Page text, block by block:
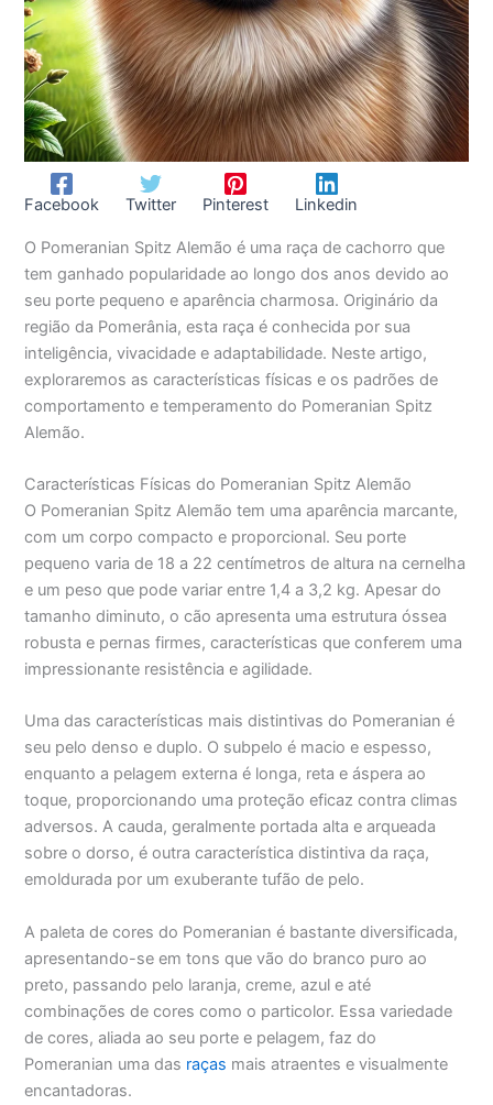
Facebook Twitter Pinterest Linkedin
O Pomeranian Spitz Alemão é uma raça de cachorro que
tem ganhado popularidade ao longo dos anos devido ao
seu porte pequeno e aparência charmosa. Originário da
região da Pomerânia, esta raça é conhecida por sua
inteligência, vivacidade e adaptabilidade. Neste artigo,
exploraremos as características físicas e os padrões de
comportamento e temperamento do Pomeranian Spitz
Alemão.
Características Físicas do Pomeranian Spitz Alemão
O Pomeranian Spitz Alemão tem uma aparência marcante,
com um corpo compacto e proporcional. Seu porte
pequeno varia de 18 a 22 centímetros de altura na cernelha
e um peso que pode variar entre 1,4 a 3,2 kg. Apesar do
tamanho diminuto, o cão apresenta uma estrutura óssea
robusta e pernas firmes, características que conferem uma
impressionante resistência e agilidade.
Uma das características mais distintivas do Pomeranian é
seu pelo denso e duplo. O subpelo é macio e espesso,
enquanto a pelagem externa é longa, reta e áspera ao
toque, proporcionando uma proteção eficaz contra climas
adversos. A cauda, geralmente portada alta e arqueada
sobre o dorso, é outra característica distintiva da raça,
emoldurada por um exuberante tufão de pelo.
A paleta de cores do Pomeranian é bastante diversificada,
apresentando-se em tons que vão do branco puro ao
preto, passando pelo laranja, creme, azul e até
combinações de cores como o particolor. Essa variedade
de cores, aliada ao seu porte e pelagem, faz do
Pomeranian uma das raças mais atraentes e visualmente
encantadoras.